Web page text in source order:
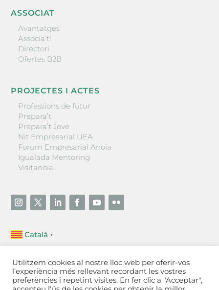
ASSOCIAT
Avantatges
Associa’t!
Directori
Ofertes B2B
PROJECTES I ACTES
Professions de futur
Prepara’t
Prepara’t Jove
Nit Empresarial UEA
Forum Empresarial Anoia
Igualada Mentoring
Visitanoia
Català ▼
Unió Empresarial de l’Anoia (UEA)
Ctra. de Manresa, 131, 08700 – Igualada(Barcelona)
Tel 93 805 22 92
Utilitzem cookies al nostre lloc web per oferir-vos
l’experiència més rellevant recordant les vostres
preferències i repetint visites. En fer clic a "Acceptar",